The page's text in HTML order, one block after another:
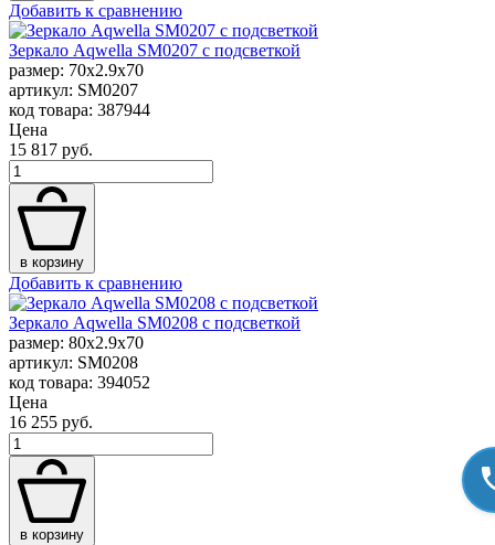
Добавить к сравнению
Зеркало Aqwella SM0207 с подсветкой
размер: 70x2.9x70
артикул: SM0207
код товара: 387944
Цена
15 817 руб.
в корзину
Добавить к сравнению
Зеркало Aqwella SM0208 с подсветкой
размер: 80x2.9x70
артикул: SM0208
код товара: 394052
Цена
16 255 руб.
в корзину